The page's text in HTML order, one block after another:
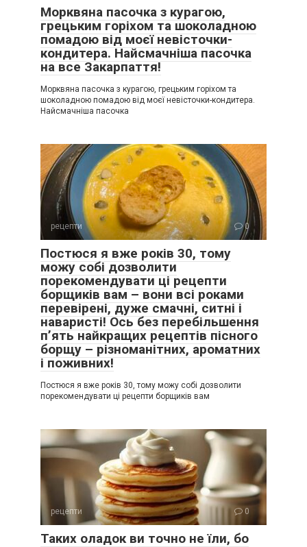
Морквяна пасочка з курагою,
грецьким горіхом та шоколадною
помадою від моєї невісточки-
кондитера. Найсмачніша пасочка
на все Закарпаття!
Морквяна пасочка з курагою, грецьким горіхом та
шоколадною помадою від моєї невісточки-кондитера.
Найсмачніша пасочка
рецепти 0
Постюся я вже років 30, тому
можу собі дозволити
порекомендувати ці рецепти
борщиків вам – вони всі роками
перевірені, дуже смачні, ситні і
наваристі! Ось без перебільшення
п’ять найкращих рецептів пісного
борщу – різноманітних, ароматних
і поживних!
Постюся я вже років 30, тому можу собі дозволити
порекомендувати ці рецепти борщиків вам
рецепти 0
Таких оладок ви точно не їли, бо